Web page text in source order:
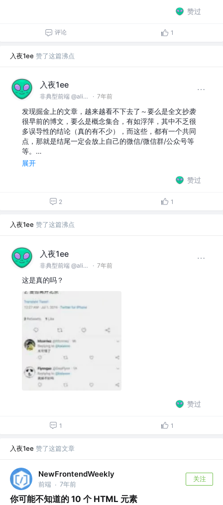
赞过
评论 1
入夜1ee 赞了这篇沸点
入夜1ee
非典型前端 @alibaba · 7年前
发现掘金上的文章，越来越看不下去了～要么是全文抄袭
很早前的博文，要么是概念集合，有如浮萍，其中不乏很
多误导性的结论（真的有不少），而这些，都有一个共同
点，那就是结尾一定会放上自己的微信/微信群/公众号等
等。…
展开
赞过
2 1
入夜1ee 赞了这篇沸点
入夜1ee
非典型前端 @alibaba · 7年前
这是真的吗？
赞过
1 1
入夜1ee 赞了这篇文章
NewFrontendWeekly
前端 · 7年前
关注
你可能不知道的 10 个 HTML 元素